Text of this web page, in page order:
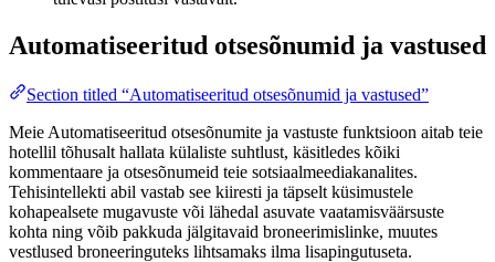
Automatiseeritud otsesõnumid ja vastused
Section titled “Automatiseeritud otsesõnumid ja vastused”
Meie Automatiseeritud otsesõnumite ja vastuste funktsioon aitab teie
hotellil tõhusalt hallata külaliste suhtlust, käsitledes kõiki
kommentaare ja otsesõnumeid teie sotsiaalmeediakanalites.
Tehisintellekti abil vastab see kiiresti ja täpselt küsimustele
kohapealsete mugavuste või lähedal asuvate vaatamisväärsuste
kohta ning võib pakkuda jälgitavaid broneerimislinke, muutes
vestlused broneeringuteks lihtsamaks ilma lisapingutuseta.